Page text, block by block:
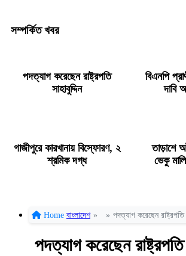
সম্পর্কিত খবর
পদত্যাগ করেছেন রাষ্ট্রপতি
সাহাবুদ্দিন
বিএনপি
দাবি
গাজীপুরে কারখানায় বিস্ফোরণ, ২
শ্রমিক দগ্ধ
তাড়াশে
ভেকু
Home বাংলাদেশ » » পদত্যাগ করেছেন রাষ্ট্রপতি
পদত্যাগ করেছেন রাষ্ট্রপতি